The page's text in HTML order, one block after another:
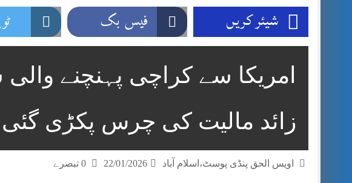
قائداعظم نامی شہری کا شناختی کارڈ بلاک،عدالت کا شہری کو پیش
ڈپٹی کمشنر راولپنڈی کیپٹن(ر) ندیم ناصر کا دورہء کلرسیداں
شہید گر وپ کیپٹنعاصم طارق مکمل فوجی اعزاز کے ساتھ سپردِ خاک
شیئر کریں فیس بک
زائد مالیت کی چرس پکڑی گئی
اویس الحق پنڈی پوسٹ،اسلام آباد 22/01/2026